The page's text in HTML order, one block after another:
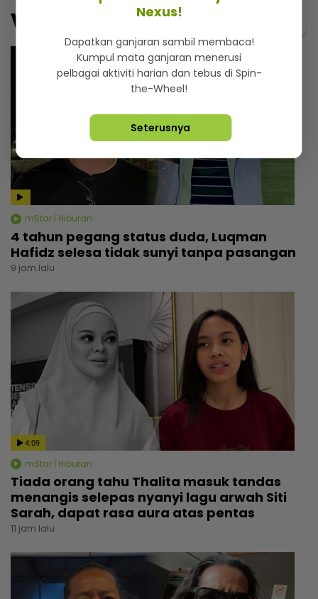
Video
mStar | Hiburan
4 tahun pegang status duda, Luqman
Hafidz selesa tidak sunyi tanpa pasangan
9 jam lalu
4:09
mStar | Hiburan
Tiada orang tahu Thalita masuk tandas
menangis selepas nyanyi lagu arwah Siti
Sarah, dapat rasa aura atas pentas
11 jam lalu
Nexus!
Dapatkan ganjaran sambil membaca!
Kumpul mata ganjaran menerusi
pelbagai aktiviti harian dan tebus di Spin-
the-Wheel!
Seterusnya